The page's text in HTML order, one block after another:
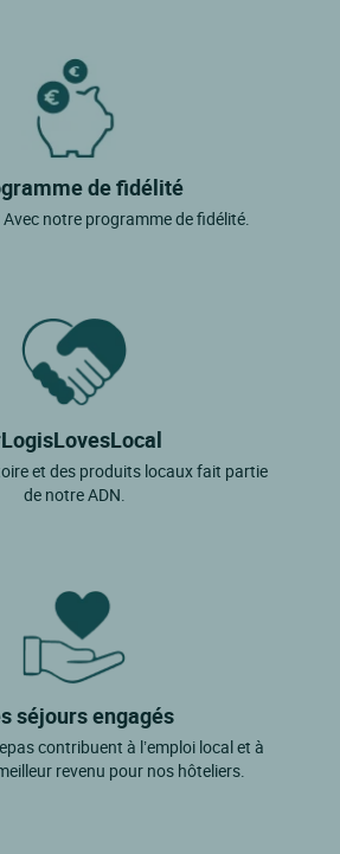
de fidélité
notre programme de fidélité.
et des produits locaux fait partie
de notre ADN.
séjours engagés
contribuent à l’emploi local et à
revenu pour nos hôteliers.